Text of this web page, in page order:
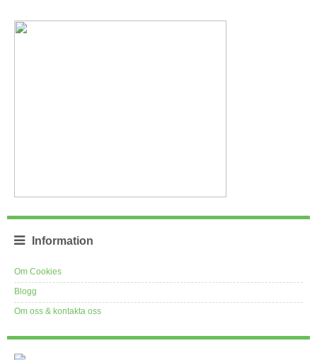
Information
Om Cookies
Blogg
Om oss & kontakta oss